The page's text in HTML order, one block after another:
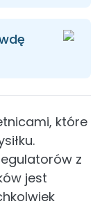
które
z
jest